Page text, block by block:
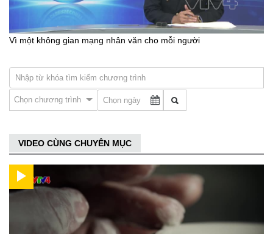
Vì một không gian mạng nhân văn cho mỗi người
Chọn chương trình
VIDEO CÙNG CHUYÊN MỤC